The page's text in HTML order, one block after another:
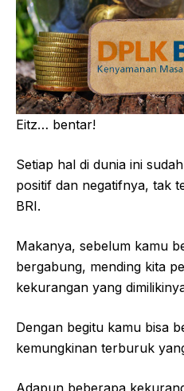
Eitz… bentar!
Setiap hal di dunia ini
positif dan negatifnya, tak
BRI.
Makanya, sebelum kamu
bergabung, mending kita
kekurangan yang
Dengan begitu kamu bisa
kemungkinan terburuk
Adapun beberapa